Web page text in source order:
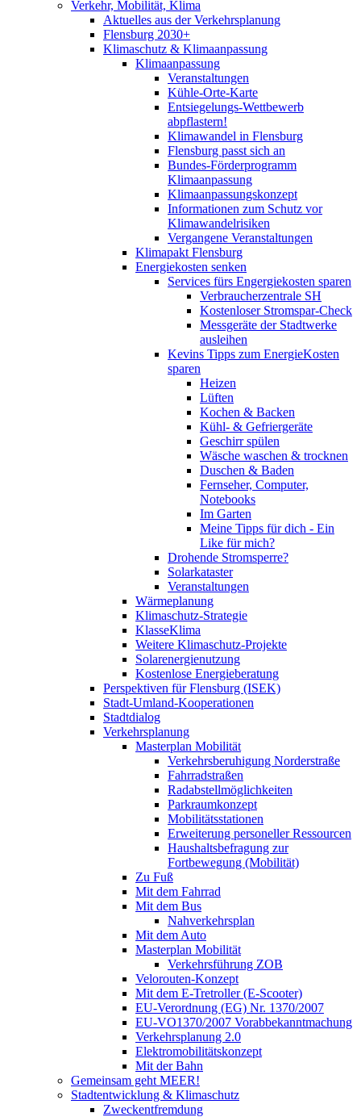
Verkehr, Mobilität, Klima
Aktuelles aus der Verkehrsplanung
Flensburg 2030+
Klimaschutz & Klimaanpassung
Klimaanpassung
Veranstaltungen
Kühle-Orte-Karte
Entsiegelungs-Wettbewerb
abpflastern!
Klimawandel in Flensburg
Flensburg passt sich an
Bundes-Förderprogramm
Klimaanpassung
Klimaanpassungskonzept
Informationen zum Schutz vor
Klimawandelrisiken
Vergangene Veranstaltungen
Klimapakt Flensburg
Energiekosten senken
Services fürs Engergiekosten sparen
Verbraucherzentrale SH
Kostenloser Stromspar-Check
Messgeräte der Stadtwerke
ausleihen
Kevins Tipps zum EnergieKosten
sparen
Heizen
Lüften
Kochen & Backen
Kühl- & Gefriergeräte
Geschirr spülen
Wäsche waschen & trocknen
Duschen & Baden
Fernseher, Computer,
Notebooks
Im Garten
Meine Tipps für dich - Ein
Like für mich?
Drohende Stromsperre?
Solarkataster
Veranstaltungen
Wärmeplanung
Klimaschutz-Strategie
KlasseKlima
Weitere Klimaschutz-Projekte
Solarenergienutzung
Kostenlose Energieberatung
Perspektiven für Flensburg (ISEK)
Stadt-Umland-Kooperationen
Stadtdialog
Verkehrsplanung
Masterplan Mobilität
Verkehrsberuhigung Norderstraße
Fahrradstraßen
Radabstellmöglichkeiten
Parkraumkonzept
Mobilitätsstationen
Erweiterung personeller Ressourcen
Haushaltsbefragung zur
Fortbewegung (Mobilität)
Zu Fuß
Mit dem Fahrrad
Mit dem Bus
Nahverkehrsplan
Mit dem Auto
Masterplan Mobilität
Verkehrsführung ZOB
Velorouten-Konzept
Mit dem E-Tretroller (E-Scooter)
EU-Verordnung (EG) Nr. 1370/2007
EU-VO1370/2007 Vorabbekanntmachung
Verkehrsplanung 2.0
Elektromobilitätskonzept
Mit der Bahn
Gemeinsam geht MEER!
Stadtentwicklung & Klimaschutz
Zweckentfremdung